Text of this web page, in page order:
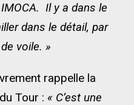
Il y a dans le
dans le détail, par
voile. »
rappelle la
Tour : « C’est une